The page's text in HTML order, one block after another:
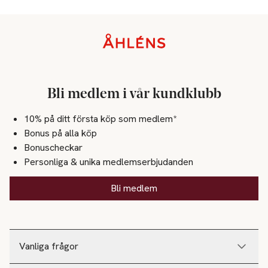
Vanliga frågor
Bli medlem i vår kundklubb
10% på ditt första köp som medlem*
Bonus på alla köp
Bonuscheckar
Personliga & unika medlemserbjudanden
Bli medlem